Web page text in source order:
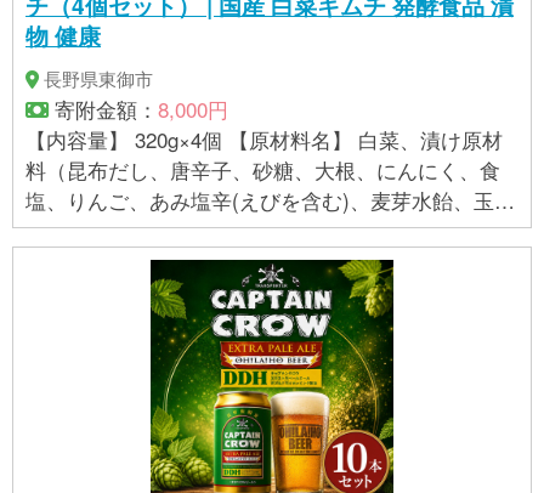
物 健康
長野県東御市
寄附金額： 8,000円
【内容量】 320g×4個 【原材料名】 白菜、漬け原材
料（昆布だし、唐辛子、砂糖、大根、にんにく、食
塩、りんご、あみ塩辛(えびを含む)、麦芽水飴、玉
葱、にら、いわし塩辛、もち米粉、生姜、ごま）
【賞味期限】 発送日から14日 【保存方法】 冷蔵（1
〒389-0518 長野県東御市本海野1524